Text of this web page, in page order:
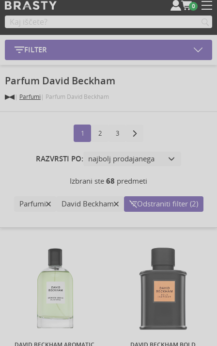
0
FILTER
Parfum David Beckham
Parfumi Parfum David Beckham
1 2 3
RAZVRSTI PO:
Izbrani ste 68 predmeti
Parfumi David Beckham Odstraniti filter (2)